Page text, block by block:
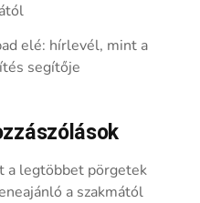
elé: hírlevél, mint a
segítője
a legtöbbet pörgetek
a szakmától